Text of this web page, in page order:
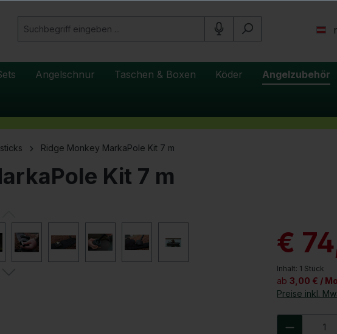
Angelschnur Taschen & Boxen Köder Angelzubehör
Ridge Monkey MarkaPole Kit 7 m
Kit 7 m
€
Inhalt: 1 Stück
ab 3,00 € /
Preise inkl.